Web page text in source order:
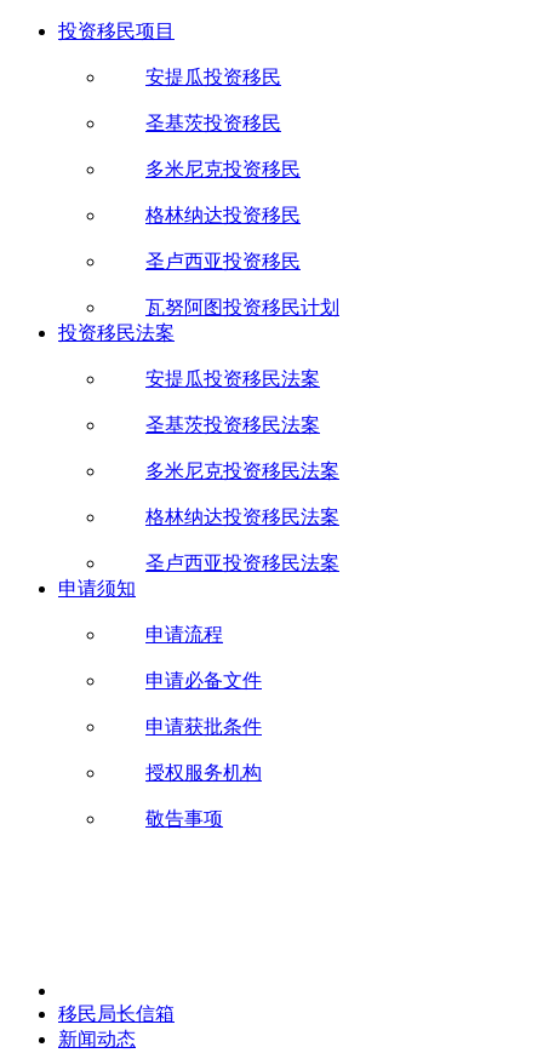
投资移民项目
安提瓜投资移民
圣基茨投资移民
多米尼克投资移民
格林纳达投资移民
圣卢西亚投资移民
瓦努阿图投资移民计划
投资移民法案
安提瓜投资移民法案
圣基茨投资移民法案
多米尼克投资移民法案
格林纳达投资移民法案
圣卢西亚投资移民法案
申请须知
申请流程
申请必备文件
申请获批条件
授权服务机构
敬告事项
移民局长信箱
新闻动态